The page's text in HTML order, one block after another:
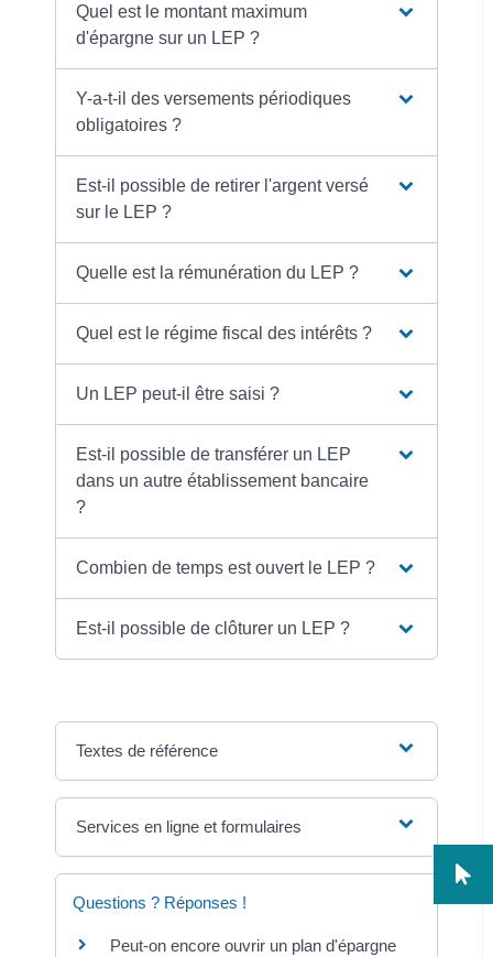
Quel est le montant maximum
d'épargne sur un LEP ?
Y-a-t-il des versements périodiques
obligatoires ?
Est-il possible de retirer l'argent versé
sur le LEP ?
Quelle est la rémunération du LEP ?
Quel est le régime fiscal des intérêts ?
Un LEP peut-il être saisi ?
Est-il possible de transférer un LEP
dans un autre établissement bancaire
?
Combien de temps est ouvert le LEP ?
Est-il possible de clôturer un LEP ?
Textes de référence
Services en ligne et formulaires
Questions ? Réponses !
Peut-on encore ouvrir un plan d'épargne